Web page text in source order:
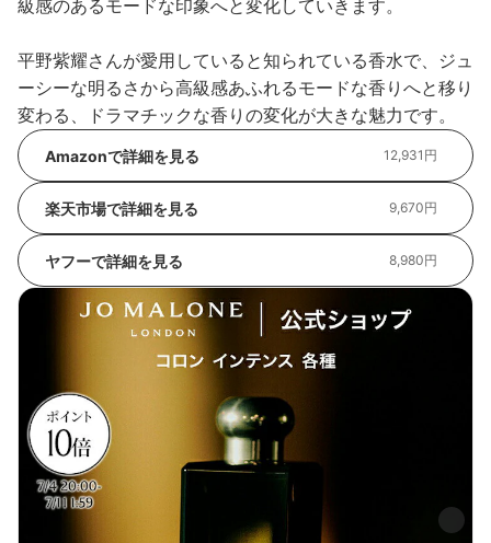
級感のあるモードな印象へと変化していきます。
平野紫耀さんが愛用していると知られている香水で、ジュ
ーシーな明るさから高級感あふれるモードな香りへと移り
変わる、ドラマチックな香りの変化が大きな魅力です。
Amazonで詳細を見る 12,931円
楽天市場で詳細を見る 9,670円
ヤフーで詳細を見る 8,980円